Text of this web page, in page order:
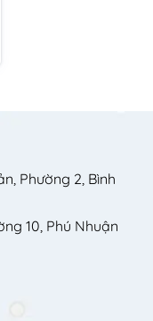
Phường 2, Bình
10, Phú Nhuận